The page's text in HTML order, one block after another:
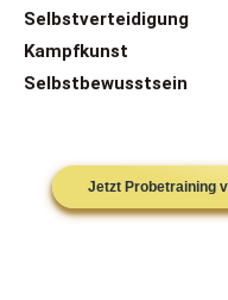
Selbstverteidigung
Kampfkunst
Selbstbewusstsein
Jetzt Probetraining